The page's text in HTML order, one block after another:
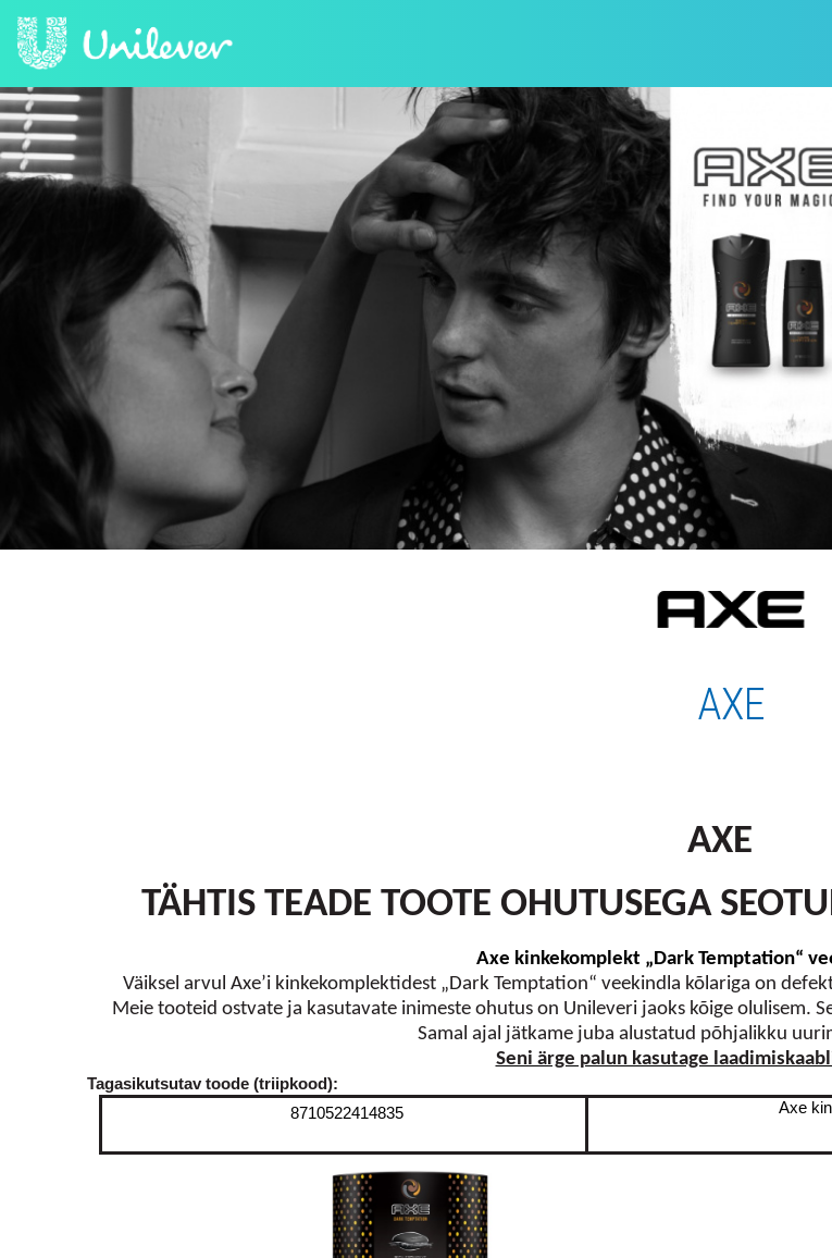
AXE
AXE
TÄHTIS TEADE TOOTE OHUTUSEGA
Axe kinkekomplekt „Dark Temptation“
Väiksel arvul Axe’i kinkekomplektidest „Dark Temptation“ veekindla kõlariga on
Meie tooteid ostvate ja kasutavate inimeste ohutus on Unileveri jaoks kõige olulisem.
Samal ajal jätkame juba alustatud põhjalikku
Seni ärge palun kasutage
Tagasikutsutav toode (triipkood):
8710522414835
Axe